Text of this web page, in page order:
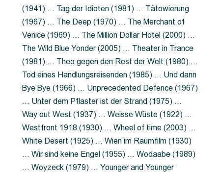
(1941) … Tag der Idioten (1981) … Tätowierung
(1967) … The Deep (1970) … The Merchant of
Venice (1969) … The Million Dollar Hotel (2000) …
The Wild Blue Yonder (2005) … Theater in Trance
(1981) … Theo gegen den Rest der Welt (1980) …
Tod eines Handlungsreisenden (1985) … Und dann
Bye Bye (1966) … Unprecedented Defence (1967)
… Unter dem Pflaster ist der Strand (1975) …
Way out West (1937) … Weisse Wüste (1922) …
Westfront 1918 (1930) … Wheel of time (2003) …
White Desert (1925) … Wien im Raumfilm (1930)
… Wir sind keine Engel (1955) … Wodaabe (1989)
… Woyzeck (1979) … Younger and Younger